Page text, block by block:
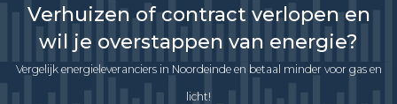
Verhuizen of contract verlopen en
wil je overstappen van energie?
Vergelijk energieleveranciers in Noordeinde en betaal minder voor gas en
licht!